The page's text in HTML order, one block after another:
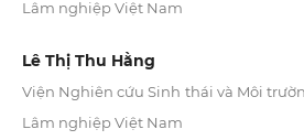
Lâm nghiệp Việt Nam
Lê Thị Thu Hằng
Viện Nghiên cứu Sinh thái và Môi
Lâm nghiệp Việt Nam